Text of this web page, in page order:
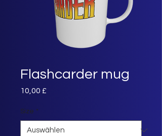
Flashcarder mug
10,00 £Preis
Size *